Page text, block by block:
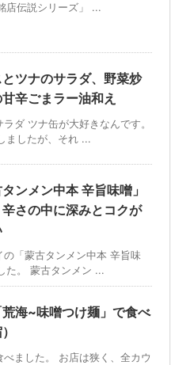
店伝説シリーズ」 ...
とツナのサラダ、野菜炒
辛ごまラー油和え
ダ ツナ缶が大好きなんです。
ましたが、それ ...
ンメン中本 辛旨味噌」
さの中に深みとコクが
の「蒙古タンメン中本 辛旨味
た。 蒙古タンメン ...
荒海~味噌つけ麺」で食べ
ました。 お店は狭く、全カウ